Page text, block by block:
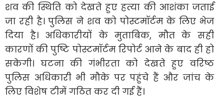
शव की स्थिति को देखते हुए हत्या की आशंका जताई
जा रही है। पुलिस ने शव को पोस्टमॉर्टम के लिए भेज
दिया है। अधिकारीयों के मुताबिक, मौत के सही
कारणों की पुष्टि पोस्टमॉर्टम रिपोर्ट आने के बाद ही हो
सकेगी। घटना की गंभीरता को देखते हुए वरिष्ठ
पुलिस अधिकारी भी मौके पर पहुंचे हैं और जांच के
लिए विशेष टीमें गठित कर दी गई हैं।